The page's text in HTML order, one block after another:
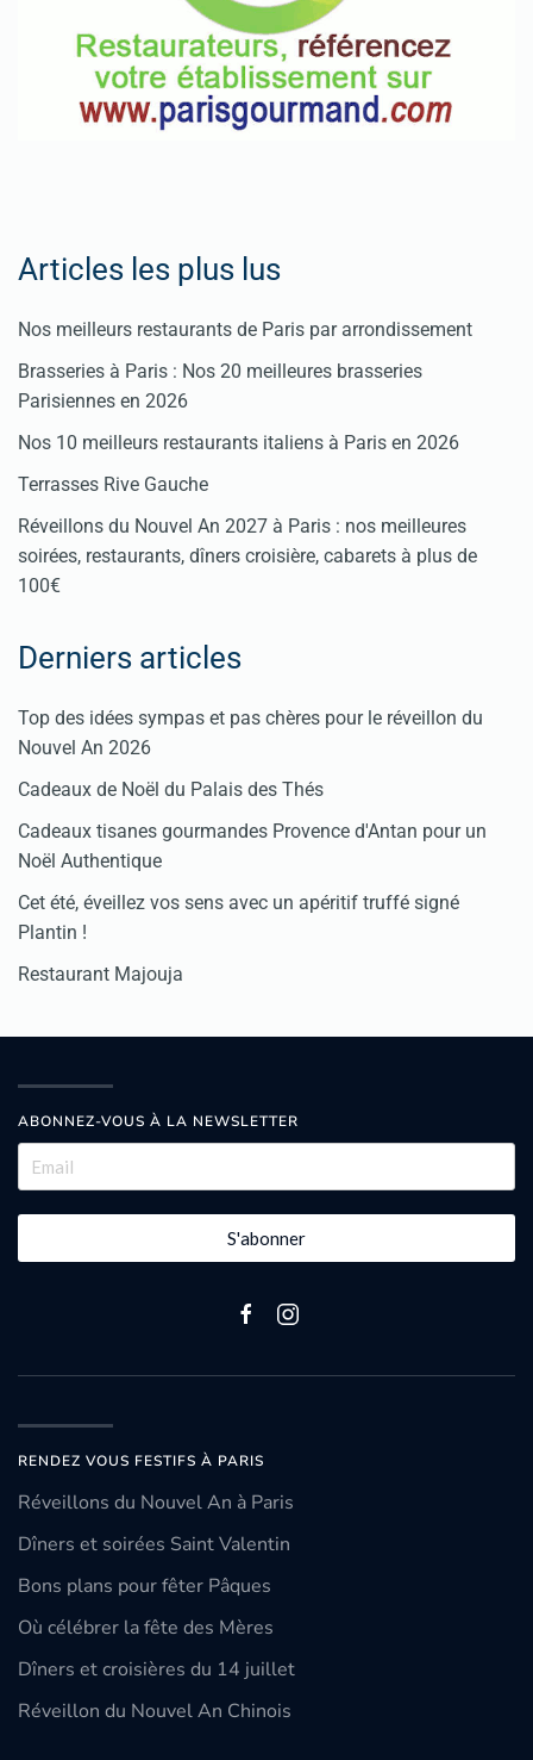
Articles les plus lus
Nos meilleurs restaurants de Paris par arrondissement
Brasseries à Paris : Nos 20 meilleures brasseries
Parisiennes en 2026
Nos 10 meilleurs restaurants italiens à Paris en 2026
Terrasses Rive Gauche
Réveillons du Nouvel An 2027 à Paris : nos meilleures
soirées, restaurants, dîners croisière, cabarets à plus de
100€
Derniers articles
Top des idées sympas et pas chères pour le réveillon du
Nouvel An 2026
Cadeaux de Noël du Palais des Thés
Cadeaux tisanes gourmandes Provence d'Antan pour un
Noël Authentique
Cet été, éveillez vos sens avec un apéritif truffé signé
Plantin !
Restaurant Majouja
ABONNEZ-VOUS À LA NEWSLETTER
S'abonner
RENDEZ VOUS FESTIFS À PARIS
Réveillons du Nouvel An à Paris
Dîners et soirées Saint Valentin
Bons plans pour fêter Pâques
Où célébrer la fête des Mères
Dîners et croisières du 14 juillet
Réveillon du Nouvel An Chinois